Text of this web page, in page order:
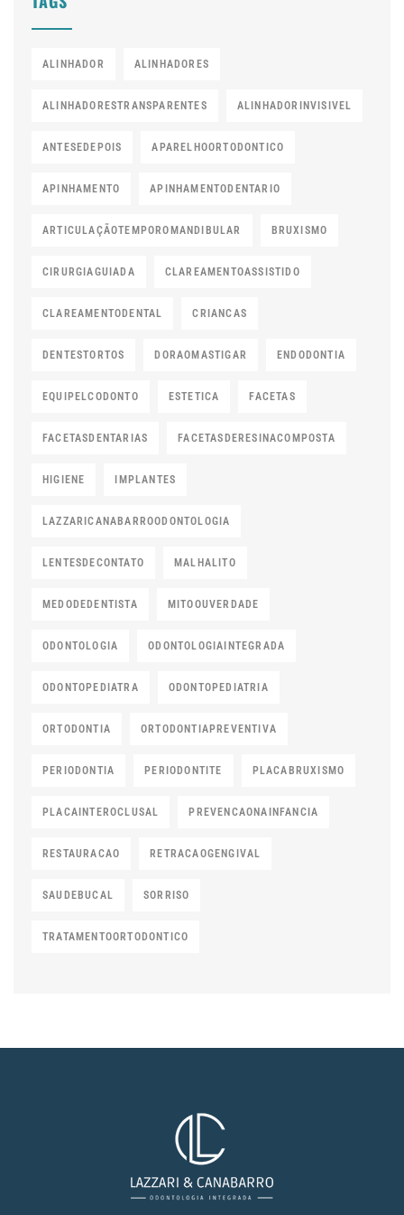
ALINHADOR ALINHADORES
ALINHADORESTRANSPARENTES ALINHADORINVISIVEL
ANTESEDEPOIS APARELHOORTODONTICO
APINHAMENTO APINHAMENTODENTARIO
ARTICULAÇÃOTEMPOROMANDIBULAR BRUXISMO
CIRURGIAGUIADA CLAREAMENTOASSISTIDO
CLAREAMENTODENTAL CRIANCAS
DENTESTORTOS DORAOMASTIGAR ENDODONTIA
EQUIPELCODONTO ESTETICA FACETAS
FACETASDENTARIAS FACETASDERESINACOMPOSTA
HIGIENE IMPLANTES
LAZZARICANABARROODONTOLOGIA
LENTESDECONTATO MALHALITO
MEDODEDENTISTA MITOOUVERDADE
ODONTOLOGIA ODONTOLOGIAINTEGRADA
ODONTOPEDIATRA ODONTOPEDIATRIA
ORTODONTIA ORTODONTIAPREVENTIVA
PERIODONTIA PERIODONTITE PLACABRUXISMO
PLACAINTEROCLUSAL PREVENCAONAINFANCIA
RESTAURACAO RETRACAOGENGIVAL
SAUDEBUCAL SORRISO
TRATAMENTOORTODONTICO